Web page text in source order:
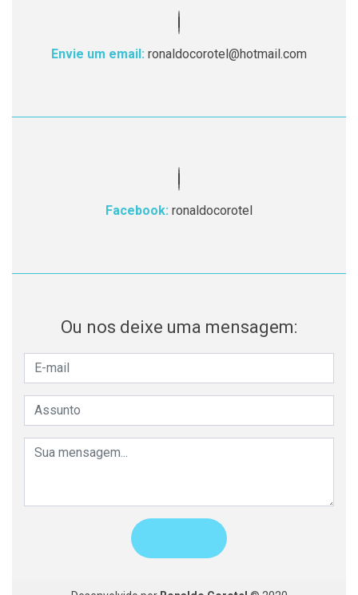
Envie um email: ronaldocorotel@hotmail.com
Facebook: ronaldocorotel
Ou nos deixe uma mensagem: